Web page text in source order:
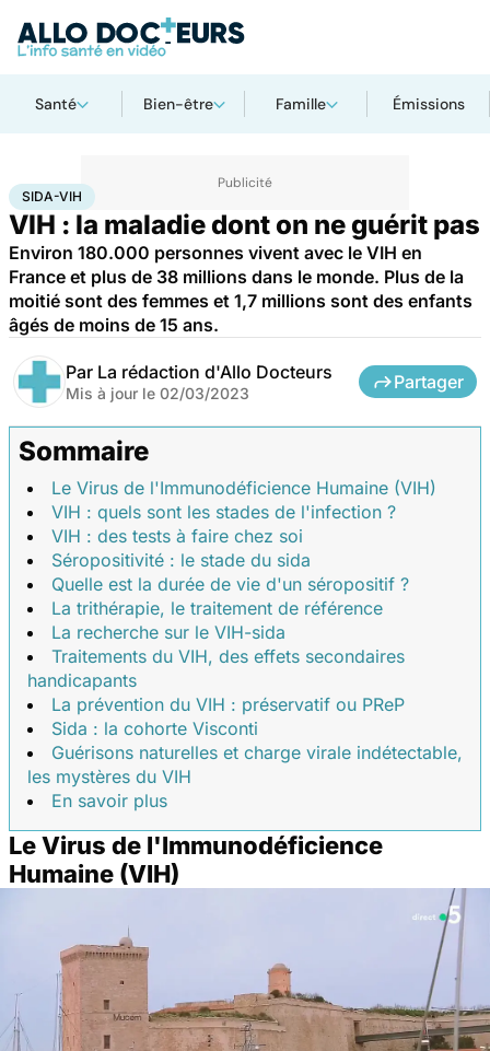
Santé Bien-être Famille Émissions
AccueilSanté Maladies infectieuses
SIDA-VIH
VIH : la maladie dont on ne guérit pas
Environ 180.000 personnes vivent avec le VIH en
France et plus de 38 millions dans le monde. Plus de la
moitié sont des femmes et 1,7 millions sont des enfants
âgés de moins de 15 ans.
Par La rédaction d'Allo Docteurs
Mis à jour le 02/03/2023
Partager
Sommaire
Le Virus de l'Immunodéficience Humaine (VIH)
VIH : quels sont les stades de l'infection ?
VIH : des tests à faire chez soi
Séropositivité : le stade du sida
Quelle est la durée de vie d'un séropositif ?
La trithérapie, le traitement de référence
La recherche sur le VIH-sida
Traitements du VIH, des effets secondaires
handicapants
La prévention du VIH : préservatif ou PReP
Sida : la cohorte Visconti
Guérisons naturelles et charge virale indétectable,
les mystères du VIH
En savoir plus
Le Virus de l'Immunodéficience
Humaine (VIH)